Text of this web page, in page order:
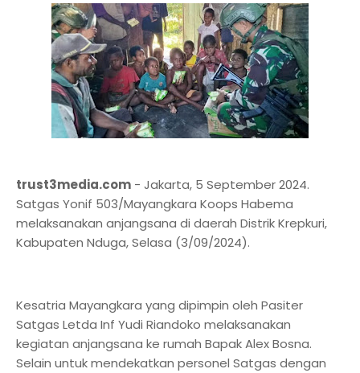
trust3media.com - Jakarta, 5 September 2024.
Satgas Yonif 503/Mayangkara Koops Habema
melaksanakan anjangsana di daerah Distrik Krepkuri,
Kabupaten Nduga, Selasa (3/09/2024).
Kesatria Mayangkara yang dipimpin oleh Pasiter
Satgas Letda Inf Yudi Riandoko melaksanakan
kegiatan anjangsana ke rumah Bapak Alex Bosna.
Selain untuk mendekatkan personel Satgas dengan